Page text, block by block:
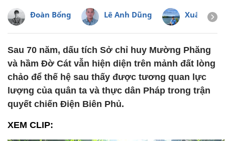
Đoàn Bổng Lê Anh Dũng Xuân
Sau 70 năm, dấu tích Sở chỉ huy Mường Phăng
và hầm Đờ Cát vẫn hiện diện trên mảnh đất lòng
chảo để thế hệ sau thấy được tương quan lực
lượng của quân ta và thực dân Pháp trong trận
quyết chiến Điện Biên Phủ.
XEM CLIP: